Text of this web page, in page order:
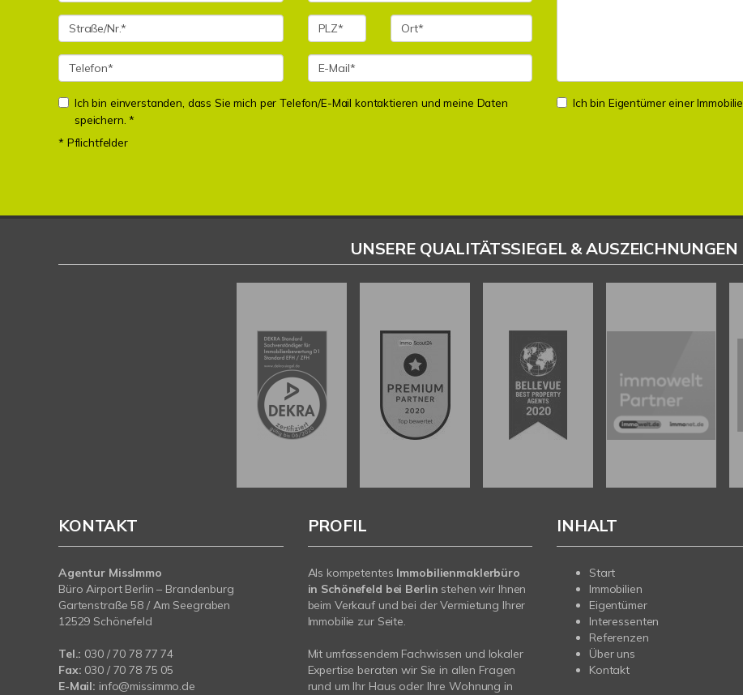
Ich bin einverstanden, dass Sie mich per Telefon/E-Mail kontaktieren und meine Daten
speichern. *
Ich bin Eigentümer einer Immobilie.
* Pflichtfelder
UNSERE QUALITÄTSSIEGEL & AUSZEICHNUNGEN
KONTAKT
Agentur MissImmo
Büro Airport Berlin – Brandenburg
Gartenstraße 58 / Am Seegraben
12529 Schönefeld
Tel.: 030 / 70 78 77 74
Fax: 030 / 70 78 75 05
E-Mail: info@missimmo.de
PROFIL
Als kompetentes Immobilienmaklerbüro
in Schönefeld bei Berlin stehen wir Ihnen
beim Verkauf und bei der Vermietung Ihrer
Immobilie zur Seite.
Mit umfassendem Fachwissen und lokaler
Expertise beraten wir Sie in allen Fragen
rund um Ihr Haus oder Ihre Wohnung in
INHALT
Start
Immobilien
Eigentümer
Interessenten
Referenzen
Über uns
Kontakt